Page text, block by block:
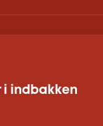
i indbakken